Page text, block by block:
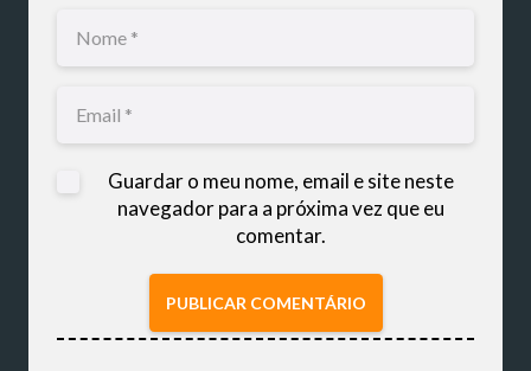
Guardar o meu nome, email e site neste
navegador para a próxima vez que eu
comentar.
PUBLICAR COMENTÁRIO